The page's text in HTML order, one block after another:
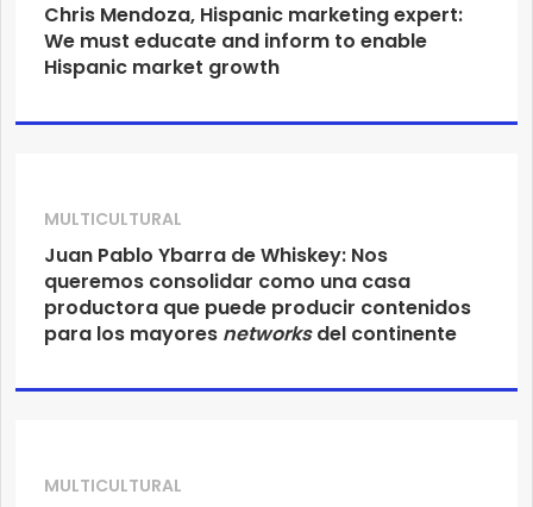
Chris Mendoza, Hispanic marketing expert:
We must educate and inform to enable
Hispanic market growth
MULTICULTURAL
Juan Pablo Ybarra de Whiskey: Nos
queremos consolidar como una casa
productora que puede producir contenidos
para los mayores networksdel continente
MULTICULTURAL